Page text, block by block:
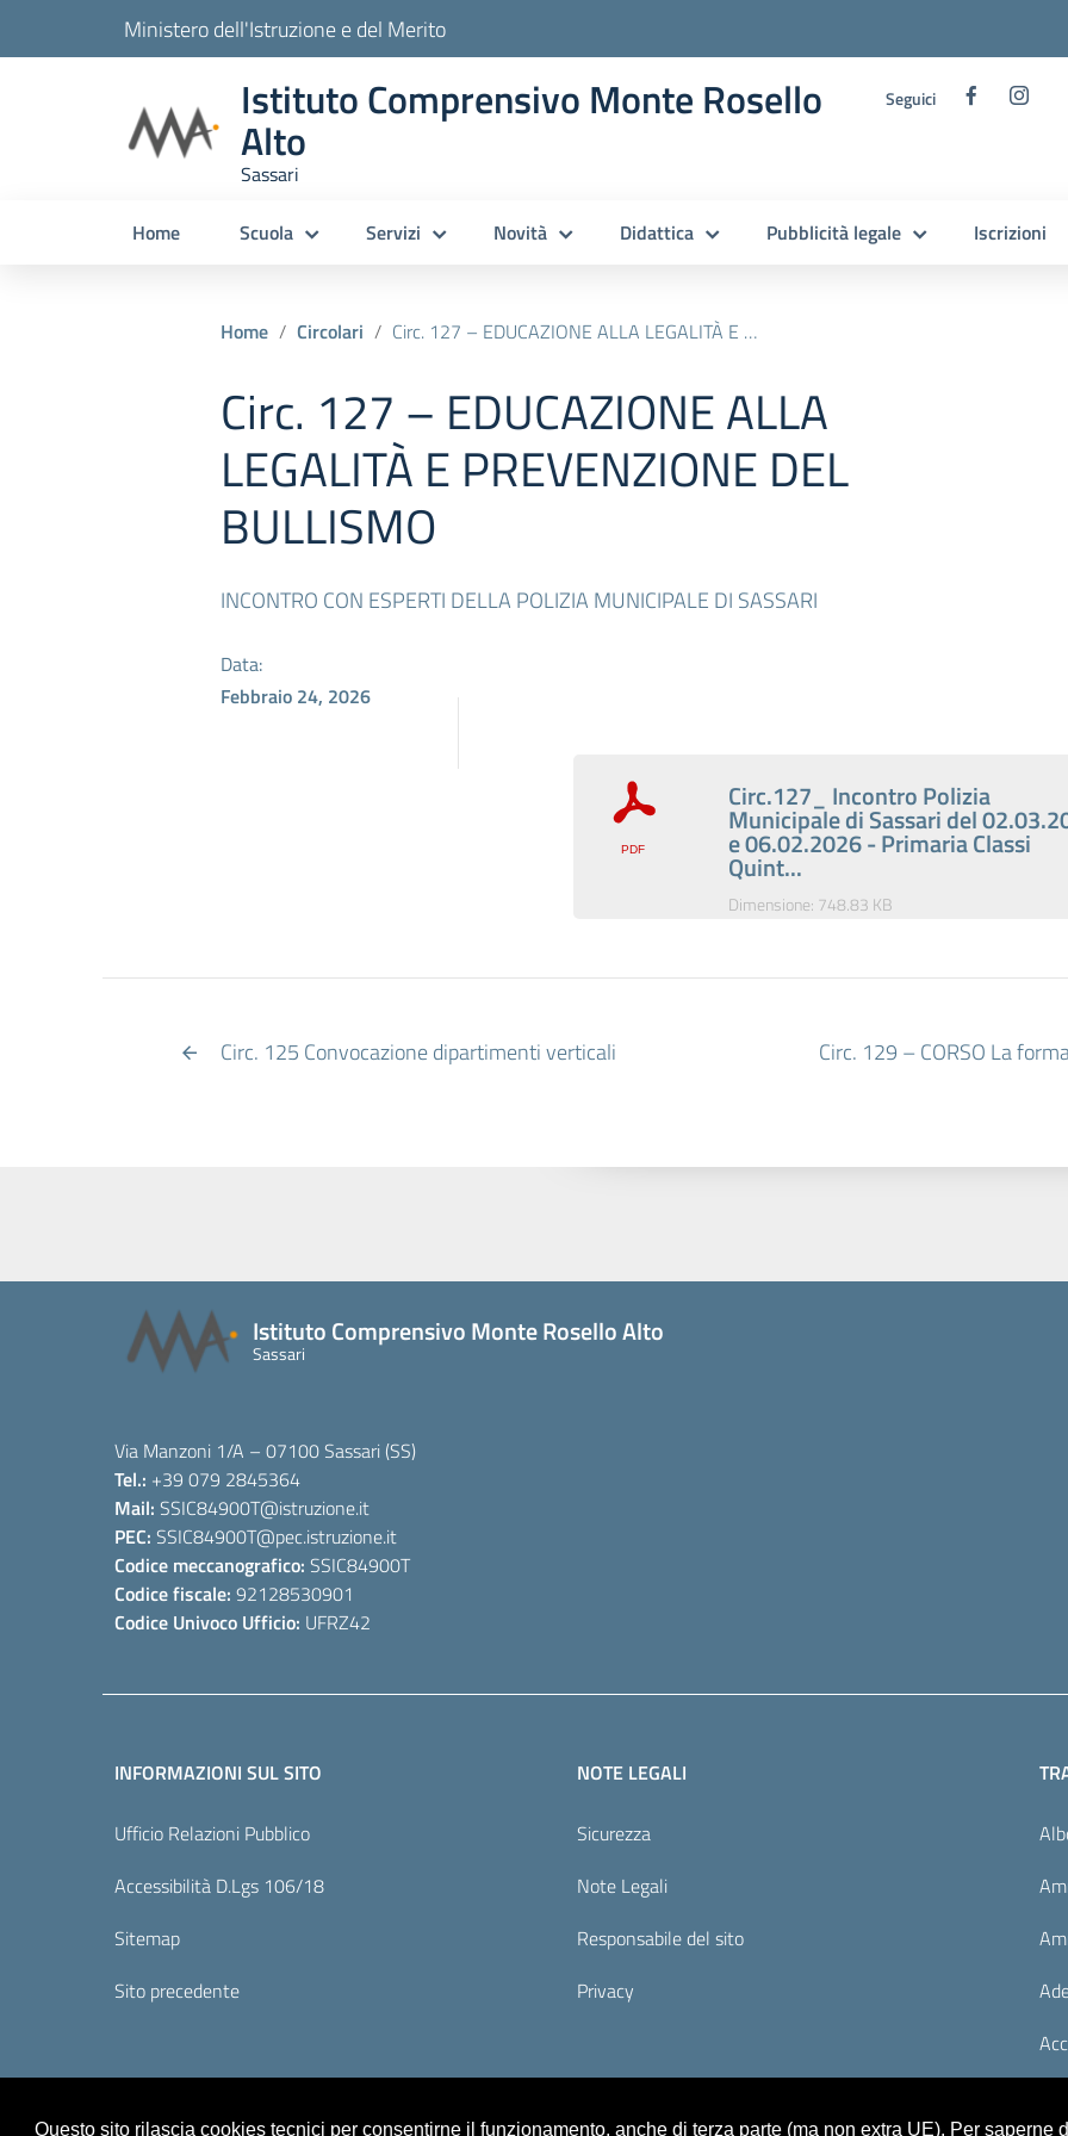
Ministero dell'Istruzione e del Merito
Istituto Comprensivo Monte Rosello
Alto
Sassari
Seguici
Home Scuola Servizi Novità Didattica Pubblicità legale Iscrizioni
Home Circolari Circ. 127 – EDUCAZIONE ALLA LEGALITÀ E PREVENZIONE DEL BULLISMO
Circ. 127 – EDUCAZIONE ALLA
LEGALITÀ E PREVENZIONE DEL
BULLISMO
INCONTRO CON ESPERTI DELLA POLIZIA MUNICIPALE DI SASSARI
Data:
Febbraio 24, 2026
Circ.127_ Incontro Polizia
Municipale di Sassari del
e 06.02.2026 - Primaria Classi
Quint...
Dimensione: 748.83 KB
Circ. 125 Convocazione dipartimenti verticali
Circ. 129 – CORSO La
Istituto Comprensivo Monte Rosello Alto
Sassari
Via Manzoni 1/A – 07100 Sassari (SS)
Tel.: +39 079 2845364
Mail: SSIC84900T@istruzione.it
PEC: SSIC84900T@pec.istruzione.it
Codice meccanografico: SSIC84900T
Codice fiscale: 92128530901
Codice Univoco Ufficio: UFRZ42
INFORMAZIONI SUL SITO
Ufficio Relazioni Pubblico
Accessibilità D.Lgs 106/18
Sitemap
Sito precedente
NOTE LEGALI
Sicurezza
Note Legali
Responsabile del sito
Privacy
Questo sito rilascia cookies tecnici per consentirne il funzionamento, anche di terza parte (ma non extra UE). Per saperne